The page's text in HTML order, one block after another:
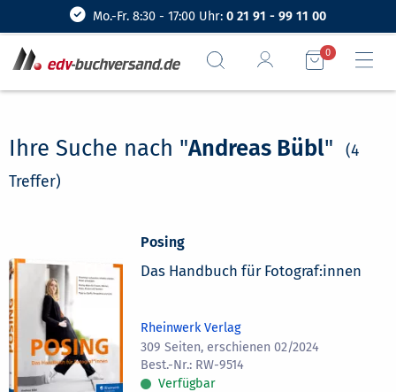
Mo.-Fr. 8:30 - 17:00 Uhr: 0 21 91 - 99 11 00
0
Ihre Suche nach "Andreas Bübl"
(4
Treffer)
Posing
Das Handbuch für Fotograf:innen
Rheinwerk Verlag
309 Seiten, erschienen 02/2024
RW-9514
Verfügbar